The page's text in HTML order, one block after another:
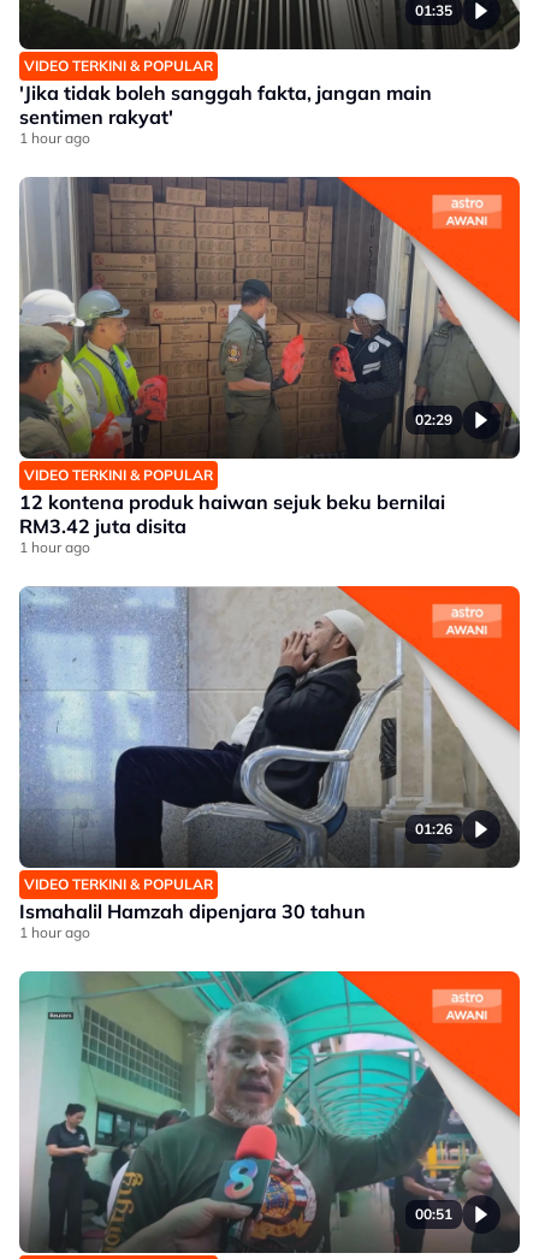
01:35
VIDEO TERKINI & POPULAR
'Jika tidak boleh sanggah fakta, jangan main
sentimen rakyat'
1 hour ago
02:29
VIDEO TERKINI & POPULAR
12 kontena produk haiwan sejuk beku bernilai
RM3.42 juta disita
1 hour ago
01:26
VIDEO TERKINI & POPULAR
Ismahalil Hamzah dipenjara 30 tahun
1 hour ago
00:51